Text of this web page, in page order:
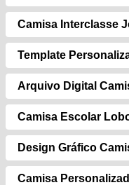
Camisa Interclasse
Template
Arquivo Digital
Camisa Escolar
Design Gráfico
Camisa